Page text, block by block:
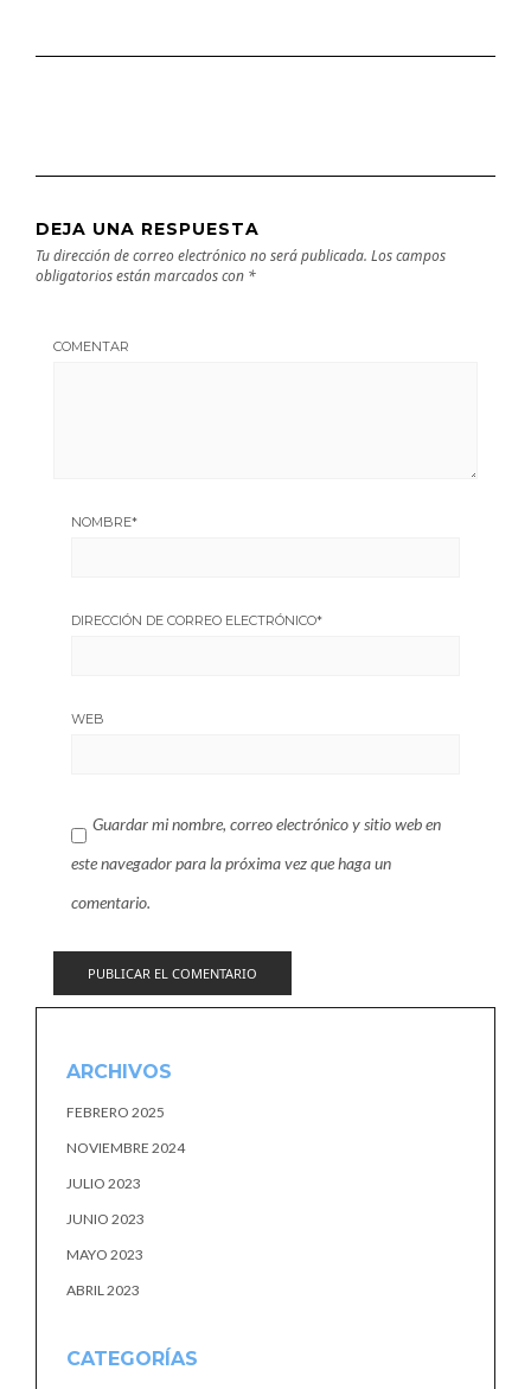
DEJA UNA RESPUESTA
Tu dirección de correo electrónico no será publicada. Los campos
obligatorios están marcados con *
COMENTAR
NOMBRE*
DIRECCIÓN DE CORREO ELECTRÓNICO*
WEB
Guardar mi nombre, correo electrónico y sitio web en
este navegador para la próxima vez que haga un
comentario.
ARCHIVOS
FEBRERO 2025
NOVIEMBRE 2024
JULIO 2023
JUNIO 2023
MAYO 2023
ABRIL 2023
CATEGORÍAS